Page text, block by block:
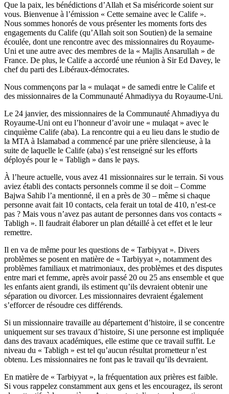
Que la paix, les bénédictions d’Allah et Sa miséricorde soient sur
vous. Bienvenue à l’émission « Cette semaine avec le Calife ».
Nous sommes honorés de vous présenter les moments forts des
engagements du Calife (qu’Allah soit son Soutien) de la semaine
écoulée, dont une rencontre avec des missionnaires du Royaume-
Uni et une autre avec des membres de la « Majlis Ansarullah » de
France. De plus, le Calife a accordé une réunion à Sir Ed Davey, le
chef du parti des Libéraux-démocrates.
Nous commençons par la « mulaqat » de samedi entre le Calife et
des missionnaires de la Communauté Ahmadiyya du Royaume-Uni.
Le 24 janvier, des missionnaires de la Communauté Ahmadiyya du
Royaume-Uni ont eu l’honneur d’avoir une « mulaqat » avec le
cinquième Calife (aba). La rencontre qui a eu lieu dans le studio de
la MTA à Islamabad a commencé par une prière silencieuse, à la
suite de laquelle le Calife (aba) s’est renseigné sur les efforts
déployés pour le « Tabligh » dans le pays.
À l’heure actuelle, vous avez 41 missionnaires sur le terrain. Si vous
aviez établi des contacts personnels comme il se doit – Comme
Bajwa Sahib l’a mentionné, il en a près de 30 – même si chaque
personne avait fait 10 contacts, cela ferait un total de 410, n’est-ce
pas ? Mais vous n’avez pas autant de personnes dans vos contacts «
Tabligh ». Il faudrait élaborer un plan détaillé à cet effet et le leur
remettre.
Il en va de même pour les questions de « Tarbiyyat ». Divers
problèmes se posent en matière de « Tarbiyyat », notamment des
problèmes familiaux et matrimoniaux, des problèmes et des disputes
entre mari et femme, après avoir passé 20 ou 25 ans ensemble et que
les enfants aient grandi, ils estiment qu’ils devraient obtenir une
séparation ou divorcer. Les missionnaires devraient également
s’efforcer de résoudre ces différends.
Si un missionnaire travaille au département d’histoire, il se concentre
uniquement sur ses travaux d’histoire, Si une personne est impliquée
dans des travaux académiques, elle estime que ce travail suffit. Le
niveau du « Tabligh » est tel qu’aucun résultat prometteur n’est
obtenu. Les missionnaires ne font pas le travail qu’ils devraient.
En matière de « Tarbiyyat », la fréquentation aux prières est faible.
Si vous rappelez constamment aux gens et les encouragez, ils seront